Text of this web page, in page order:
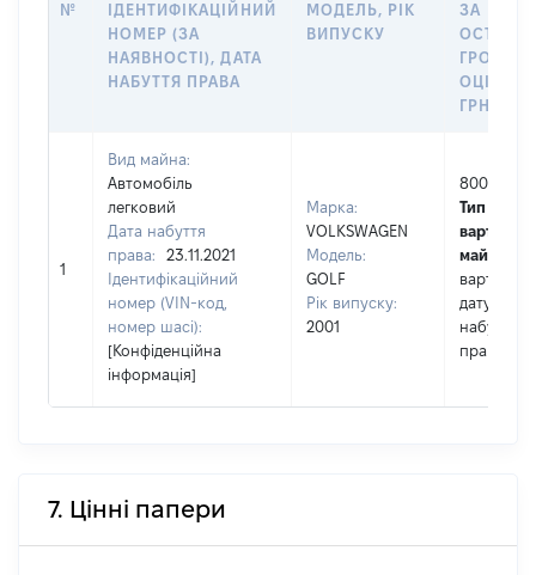
№
ІДЕНТИФІКАЦІЙНИЙ
НОМЕР (ЗА
НАЯВНОСТІ), ДАТА
НАБУТТЯ ПРАВА
МОДЕЛЬ, РІК
ВИПУСКУ
ЗА
ГРН
1
Вид майна:
Автомобіль
легковий
Дата набуття
права:
23.11.2021
Ідентифікаційний
номер (VIN-код,
номер шасі):
[Конфіденційна
інформація]
Марка:
VOLKSWAGEN
Модель:
GOLF
Рік випуску:
2001
80000
Тип
вартості
майна:
вартість
дату
набуття
права
7. Цінні папери